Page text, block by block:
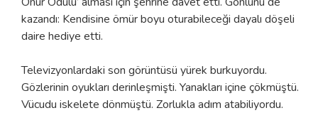
kazandı: Kendisine ömür boyu oturabileceği dayalı döşeli
daire hediye etti.
Televizyonlardaki son görüntüsü yürek burkuyordu.
Gözlerinin oyukları derinleşmişti. Yanakları içine çökmüştü.
Vücudu iskelete dönmüştü. Zorlukla adım atabiliyordu.